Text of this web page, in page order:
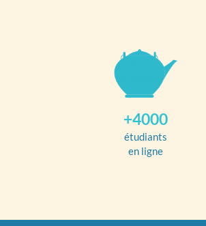
+4000
étudiants
en ligne